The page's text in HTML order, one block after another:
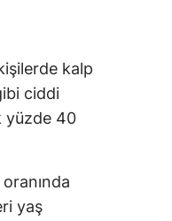
kalp
ciddi
yüzde 40
yaş